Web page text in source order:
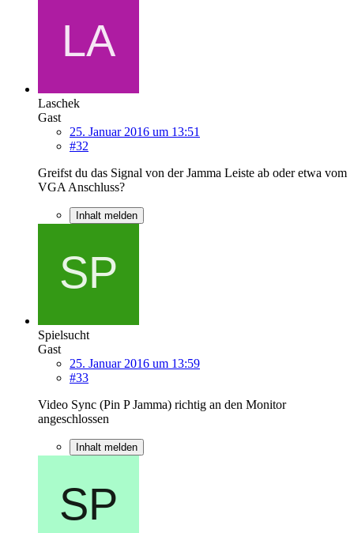
Laschek
Gast
25. Januar 2016 um 13:51
#32
Greifst du das Signal von der Jamma Leiste ab oder etwa vom
VGA Anschluss?
Inhalt melden
Spielsucht
Gast
25. Januar 2016 um 13:59
#33
Video Sync (Pin P Jamma) richtig an den Monitor
angeschlossen
Inhalt melden